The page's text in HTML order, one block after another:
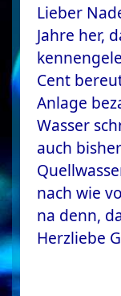
Lieber
Jahre her,
Cent
Anlage
Wasser
auch
nach wie
na denn,
Herzliebe